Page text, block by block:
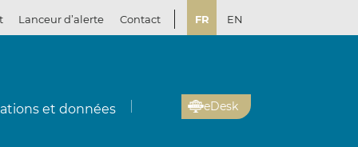
Lanceur d’alerte Contact FR EN
et données eDesk